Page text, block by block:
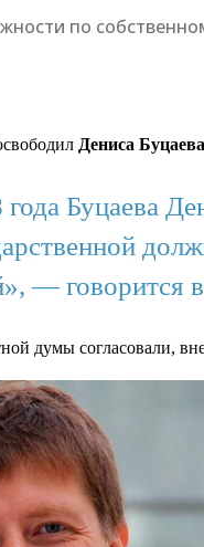
по
Дениса Буцаева
Буцаева
— говорится
думы согласовали,